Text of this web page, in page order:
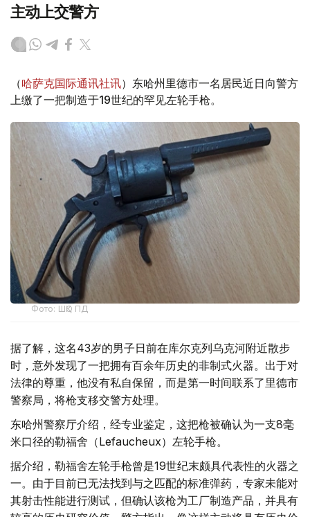
主动上交警方
（哈萨克国际通讯社讯）东哈州里德市一名居民近日向警方
上缴了一把制造于19世纪的罕见左轮手枪。
Фото: ШҚО ПД
据了解，这名43岁的男子日前在库尔克列乌克河附近散步
时，意外发现了一把拥有百余年历史的非制式火器。出于对
法律的尊重，他没有私自保留，而是第一时间联系了里德市
警察局，将枪支移交警方处理。
东哈州警察厅介绍，经专业鉴定，这把枪被确认为一支8毫
米口径的勒福舍（Lefaucheux）左轮手枪。
据介绍，勒福舍左轮手枪曾是19世纪末颇具代表性的火器之
一。由于目前已无法找到与之匹配的标准弹药，专家未能对
其射击性能进行测试，但确认该枪为工厂制造产品，并具有